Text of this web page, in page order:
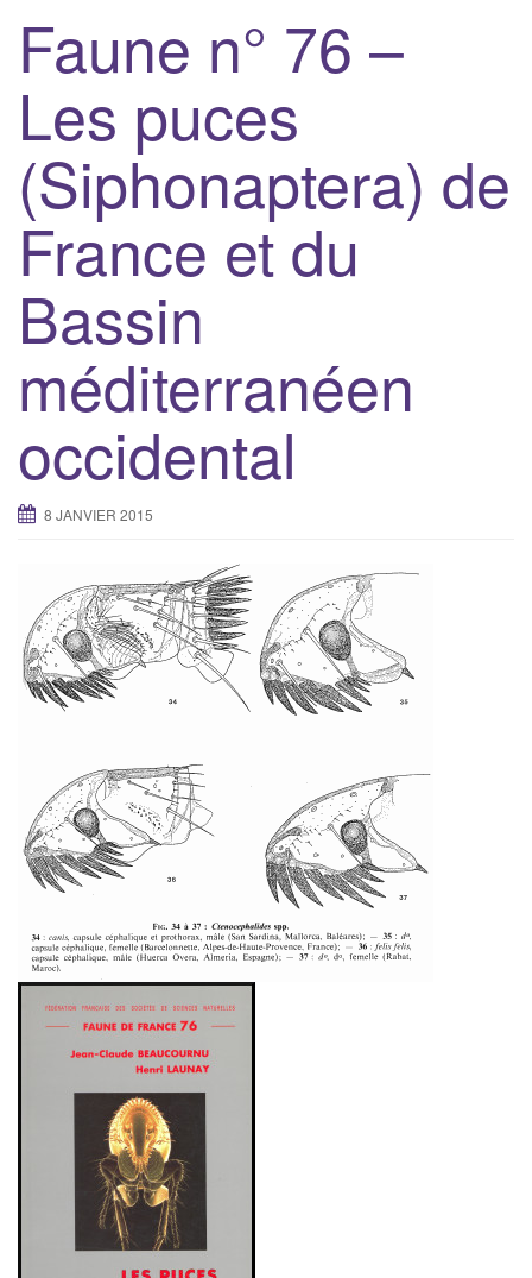
Faune n° 76 –
Les puces
(Siphonaptera) de
France et du
Bassin
méditerranéen
occidental
8 JANVIER 2015